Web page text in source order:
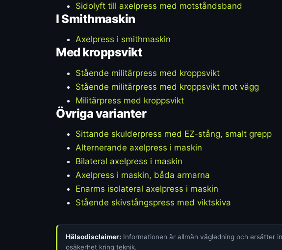
Sidolyft till axelpress med motståndsband
I Smithmaskin
Axelpress i smithmaskin
Med kroppsvikt
Stående militärpress med kroppsvikt
Stående militärpress med kroppsvikt mot vägg
Militärpress med kroppsvikt
Övriga varianter
Sittande skulderpress med EZ-stång, smalt grepp
Alternerande axelpress i maskin
Bilateral axelpress i maskin
Axelpress i maskin, båda armarna
Enarms isolateral axelpress i maskin
Stående skivstångspress med viktskiva
Hälsodisclaimer: Informationen är allmän vägledning och ersätter
osäkerhet kring teknik.